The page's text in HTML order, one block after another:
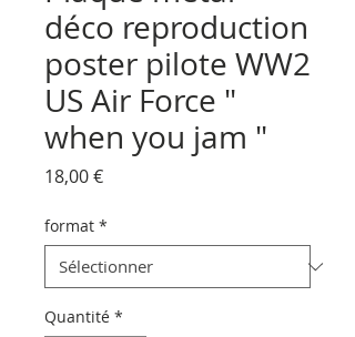
déco reproduction
poster pilote WW2
US Air Force "
when you jam "
18,00 €Prix
format *
Quantité *